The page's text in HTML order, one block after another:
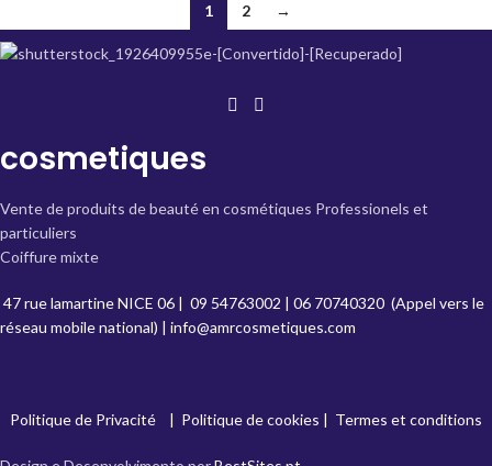
1 2 →
cosmetiques
Vente de produits de beauté en cosmétiques Professionels et
particuliers
Coiffure mixte
47 rue lamartine NICE 06 | 09 54763002 | 06 70740320 (Appel vers le
réseau mobile national) | info@amrcosmetiques.com
Politique de Privacité | Politique de cookies | Termes et conditions